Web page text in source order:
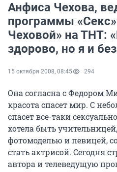
Анфиса Чехова,
программы
Чеховой» на ТНТ:
здорово, но я и
15 октября 2008, 08:45 294
Она согласна с Федором
красота спасет мир. С
спасет все-таки
хотела быть
фотомоделью и певицей,
стать актрисой. Сегодня
автора и телеведущую